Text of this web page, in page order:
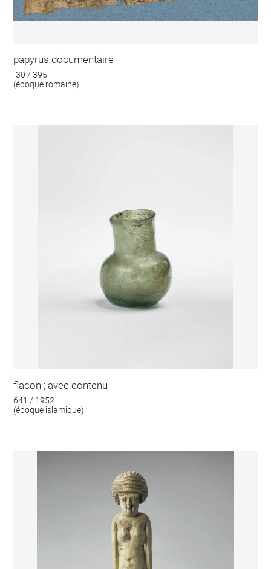
papyrus documentaire
-30 / 395
(époque romaine)
flacon ; avec contenu
641 / 1952
(époque islamique)